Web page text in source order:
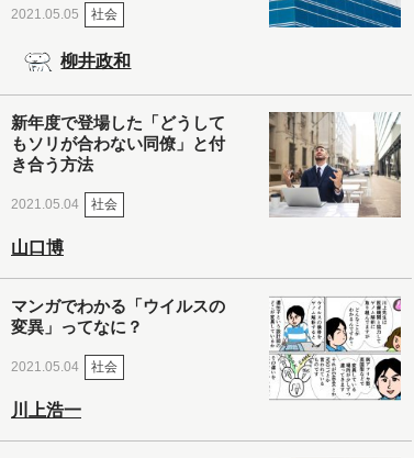
2021.05.05 社会
柳井政和
新年度で登場した「どうして
もソリが合わない同僚」と付
き合う方法
2021.05.04 社会
山口博
マンガでわかる「ウイルスの
変異」ってなに？
2021.05.04 社会
川上浩一